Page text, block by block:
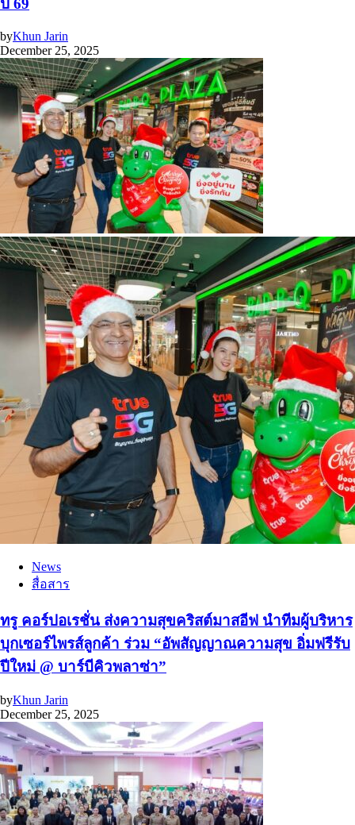
ปี 69
byKhun Jarin
December 25, 2025
News
สื่อสาร
ทรู คอร์ปอเรชั่น ส่งความสุขคริสต์มาสอีฟ นำทีมผู้บริหาร
บุกเซอร์ไพรส์ลูกค้า ร่วม “อัพสัญญาณความสุข อิ่มฟรีรับ
ปีใหม่ @ บาร์บีคิวพลาซ่า”
byKhun Jarin
December 25, 2025